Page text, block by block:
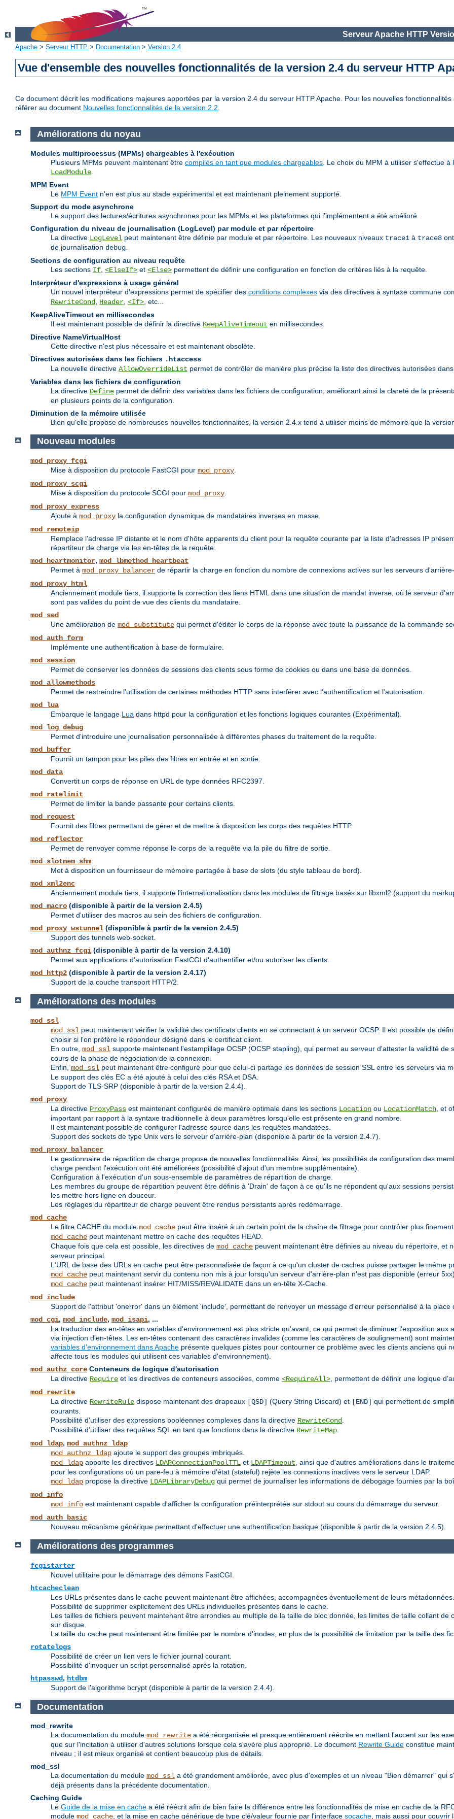
Serveur Apache HTTP
Apache > Serveur HTTP > Documentation > Version 2.4
Vue d'ensemble des nouvelles fonctionnalités de la version 2.4 du serveur HTTP
Ce document décrit les modifications majeures apportées par la version 2.4 du serveur HTTP Apache. Pour les nouvelles
référer au document Nouvelles fonctionnalités de la version 2.2.
Améliorations du noyau
Modules multiprocessus (MPMs) chargeables à l'exécution
Plusieurs MPMs peuvent maintenant être compilés en tant que modules chargeables . Le choix du MPM à utiliser s'effectue
LoadModule
MPM Event
Le MPM Event n'en est plus au stade expérimental et est maintenant pleinement supporté.
Support du mode asynchrone
Le support des lectures/écritures asynchrones pour les MPMs et les plateformes qui l'implémentent a été amélioré.
Configuration du niveau de journalisation (LogLevel) par module et par répertoire
La directive LogLevel peut maintenant être définie par module et par répertoire. Les nouveaux niveaux trace1 à trace8
de journalisation debug
Sections de configuration au niveau requête
Les sections If <ElseIf> et <Else> permettent de définir une configuration en fonction de critères liés à la requête.
Interpréteur d'expressions à usage général
Un nouvel interpréteur d'expressions permet de spécifier des conditions complexes via des directives à syntaxe commune
RewriteCond
Header <If> , etc...
KeepAliveTimeout en millisecondes
Il est maintenant possible de définir la directive KeepAliveTimeout en millisecondes.
Directive NameVirtualHost
Cette directive n'est plus nécessaire et est maintenant obsolète.
Directives autorisées dans les fichiers .htaccess
La nouvelle directive AllowOverrideList permet de contrôler de manière plus précise la liste des directives autorisées
Variables dans les fichiers de configuration
La directive Define permet de définir des variables dans les fichiers de configuration, améliorant ainsi la clareté de la
en plusieurs points de la configuration.
Diminution de la mémoire utilisée
Bien qu'elle propose de nombreuses nouvelles fonctionnalités, la version 2.4.x tend à utiliser moins de mémoire que la
Nouveau modules
mod_proxy_fcgi
Mise à disposition du protocole FastCGI pour mod_proxy
mod_proxy_scgi
Mise à disposition du protocole SCGI pour mod_proxy
mod_proxy_express
Ajoute à mod_proxy la configuration dynamique de mandataires inverses en masse.
mod_remoteip
Remplace l'adresse IP distante et le nom d'hôte apparents du client pour la requête courante par la liste d'adresses IP
répartiteur de charge via les en-têtes de la requête.
mod_heartmonitor, mod_lbmethod_heartbeat
Permet à mod_proxy_balancer de répartir la charge en fonction du nombre de connexions actives sur les serveurs
mod_proxy_html
Anciennement module tiers, il supporte la correction des liens HTML dans une situation de mandat inverse, où le serveur
sont pas valides du point de vue des clients du mandataire.
mod_sed
Une amélioration de mod_substitute qui permet d'éditer le corps de la réponse avec toute la puissance de la commande
mod_auth_form
Implémente une authentification à base de formulaire.
mod_session
Permet de conserver les données de sessions des clients sous forme de cookies ou dans une base de données.
mod_allowmethods
Permet de restreindre l'utilisation de certaines méthodes HTTP sans interférer avec l'authentification et l'autorisation.
mod_lua
Embarque le langage Lua dans httpd pour la configuration et les fonctions logiques courantes (Expérimental).
mod_log_debug
Permet d'introduire une journalisation personnalisée à différentes phases du traitement de la requête.
mod_buffer
Fournit un tampon pour les piles des filtres en entrée et en sortie.
mod_data
Convertit un corps de réponse en URL de type données RFC2397.
mod_ratelimit
Permet de limiter la bande passante pour certains clients.
mod_request
Fournit des filtres permettant de gérer et de mettre à disposition les corps des requêtes HTTP.
mod_reflector
Permet de renvoyer comme réponse le corps de la requête via la pile du filtre de sortie.
mod_slotmem_shm
Met à disposition un fournisseur de mémoire partagée à base de slots (du style tableau de bord).
mod_xml2enc
Anciennement module tiers, il supporte l'internationalisation dans les modules de filtrage basés sur libxml2 (support du
mod_macro (disponible à partir de la version 2.4.5)
Permet d'utiliser des macros au sein des fichiers de configuration.
mod_proxy_wstunnel (disponible à partir de la version 2.4.5)
Support des tunnels web-socket.
mod_authnz_fcgi (disponible à partir de la version 2.4.10)
Permet aux applications d'autorisation FastCGI d'authentifier et/ou autoriser les clients.
mod_http2 (disponible à partir de la version 2.4.17)
Support de la couche transport HTTP/2.
Améliorations des modules
mod_ssl
mod_ssl peut maintenant vérifier la validité des certificats clients en se connectant à un serveur OCSP. Il est possible de
choisir si l'on préfère le répondeur désigné dans le certificat client.
En outre, mod_ssl supporte maintenant l'estampillage OCSP (OCSP stapling), qui permet au serveur d'attester la validité de
cours de la phase de négociation de la connexion.
Enfin, mod_ssl peut maintenant être configuré pour que celui-ci partage les données de session SSL entre les serveurs via
Le support des clés EC a été ajouté à celui des clés RSA et DSA.
Support de TLS-SRP (disponible à partir de la version 2.4.4).
mod_proxy
La directive ProxyPass est maintenant configurée de manière optimale dans les sections Location ou LocationMatch, et
important par rapport à la syntaxe traditionnelle à deux paramètres lorsqu'elle est présente en grand nombre.
Il est maintenant possible de configurer l'adresse source dans les requêtes mandatées.
Support des sockets de type Unix vers le serveur d'arrière-plan (disponible à partir de la version 2.4.7).
mod_proxy_balancer
Le gestionnaire de répartition de charge propose de nouvelles fonctionnalités. Ainsi, les possibilités de configuration des
charge pendant l'exécution ont été améliorées (possibilité d'ajout d'un membre supplémentaire).
Configuration à l'exécution d'un sous-ensemble de paramètres de répartition de charge.
Les membres du groupe de répartition peuvent être définis à 'Drain' de façon à ce qu'ils ne répondent qu'aux sessions
les mettre hors ligne en douceur.
Les règlages du répartiteur de charge peuvent être rendus persistants après redémarrage.
mod_cache
Le filtre CACHE du module mod_cache peut être inséré à un certain point de la chaîne de filtrage pour contrôler plus
mod_cache peut maintenant mettre en cache des requêtes HEAD.
Chaque fois que cela est possible, les directives de mod_cache peuvent maintenant être définies au niveau du répertoire, et
serveur principal.
L'URL de base des URLs en cache peut être personnalisée de façon à ce qu'un cluster de caches puisse partager le même
mod_cache peut maintenant servir du contenu non mis à jour lorsqu'un serveur d'arrière-plan n'est pas disponible (erreur
mod_cache peut maintenant insérer HIT/MISS/REVALIDATE dans un en-tête X-Cache.
mod_include
Support de l'attribut 'onerror' dans un élément 'include', permettant de renvoyer un message d'erreur personnalisé à la
mod_cgi, mod_include, mod_isapi, ...
La traduction des en-têtes en variables d'environnement est plus stricte qu'avant, ce qui permet de diminuer l'exposition aux
via injection d'en-têtes. Les en-têtes contenant des caractères invalides (comme les caractères de soulignement) sont
variables d'environnement dans Apache présente quelques pistes pour contourner ce problème avec les clients anciens qui
affecte tous les modules qui utilisent ces variables d'environnement).
mod_authz_core Conteneurs de logique d'autorisation
La directive Require et les directives de conteneurs associées, comme <RequireAll>, permettent de définir une logique
mod_rewrite
La directive RewriteRule dispose maintenant des drapeaux [QSD] (Query String Discard) et [END] qui permettent de
courants.
Possibilité d'utiliser des expressions booléennes complexes dans la directive RewriteCond.
Possibilité d'utiliser des requêtes SQL en tant que fonctions dans la directive RewriteMap.
mod_ldap, mod_authnz_ldap
mod_authnz_ldap ajoute le support des groupes imbriqués.
mod_ldap apporte les directives LDAPConnectionPoolTTL et LDAPTimeout, ainsi que d'autres améliorations dans le
pour les configurations où un pare-feu à mémoire d'état (stateful) rejète les connexions inactives vers le serveur LDAP.
mod_ldap propose la directive LDAPLibraryDebug qui permet de journaliser les informations de débogage fournies par la
mod_info
mod_info est maintenant capable d'afficher la configuration préinterprétée sur stdout au cours du démarrage du serveur.
mod_auth_basic
Nouveau mécanisme générique permettant d'effectuer une authentification basique (disponible à partir de la version 2.4.5).
Améliorations des programmes
fcgistarter
Nouvel utilitaire pour le démarrage des démons FastCGI.
htcacheclean
Les URLs présentes dans le cache peuvent maintenant être affichées, accompagnées éventuellement de leurs métadonnées.
Possibilité de supprimer explicitement des URLs individuelles présentes dans le cache.
Les tailles de fichiers peuvent maintenant être arrondies au multiple de la taille de bloc donnée, les limites de taille collant de
sur disque.
La taille du cache peut maintenant être limitée par le nombre d'inodes, en plus de la possibilité de limitation par la taille des
rotatelogs
Possibilité de créer un lien vers le fichier journal courant.
Possibilité d'invoquer un script personnalisé après la rotation.
htpasswd, htdbm
Support de l'algorithme bcrypt (disponible à partir de la version 2.4.4).
Documentation
mod_rewrite
La documentation du module mod_rewrite a été réorganisée et presque entièrement réécrite en mettant l'accent sur les
que sur l'incitation à utiliser d'autres solutions lorsque cela s'avère plus approprié. Le document Rewrite Guide constitue
niveau ; il est mieux organisé et contient beaucoup plus de détails.
mod_ssl
La documentation du module mod_ssl a été grandement améliorée, avec plus d'exemples et un niveau "Bien démarrer" qui
déjà présents dans la précédente documentation.
Caching Guide
Le Guide de la mise en cache a été réécrit afin de bien faire la différence entre les fonctionnalités de mise en cache de la
module mod_cache, et la mise en cache générique de type clé/valeur fournie par l'interface socache, mais aussi pour couvrir